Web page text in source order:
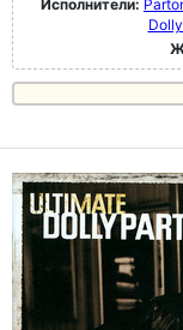
Исполнители: